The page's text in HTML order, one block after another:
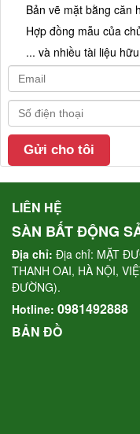
Bản vẽ mặt bằng căn
Hợp đồng mẫu của
... và nhiều tài liệu
LIÊN HỆ
SÀN BẤT ĐỘNG
Địa chỉ: Địa chỉ: MẶT
THANH OAI, HÀ NỘI,
ĐƯỜNG).
Hotline: 0981492888
BẢN ĐỒ